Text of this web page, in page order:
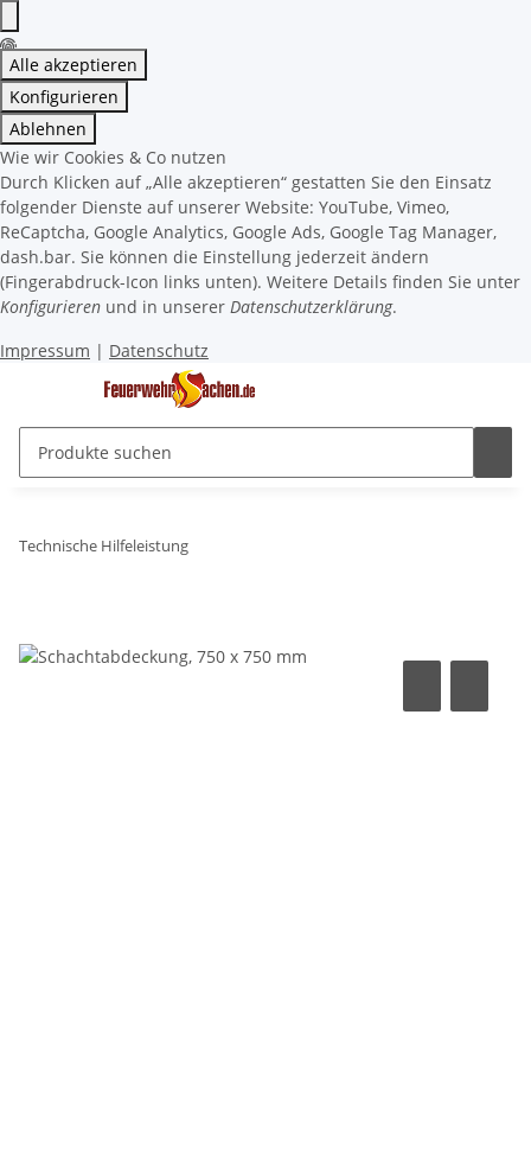
Alle akzeptieren
Konfigurieren
Ablehnen
Wie wir Cookies & Co nutzen
Durch Klicken auf „Alle akzeptieren“ gestatten Sie den Einsatz
folgender Dienste auf unserer Website: YouTube, Vimeo,
ReCaptcha, Google Analytics, Google Ads, Google Tag Manager,
dash.bar. Sie können die Einstellung jederzeit ändern
(Fingerabdruck-Icon links unten). Weitere Details finden Sie unter
Konfigurieren und in unserer Datenschutzerklärung.
Impressum | Datenschutz
Technische Hilfeleistung